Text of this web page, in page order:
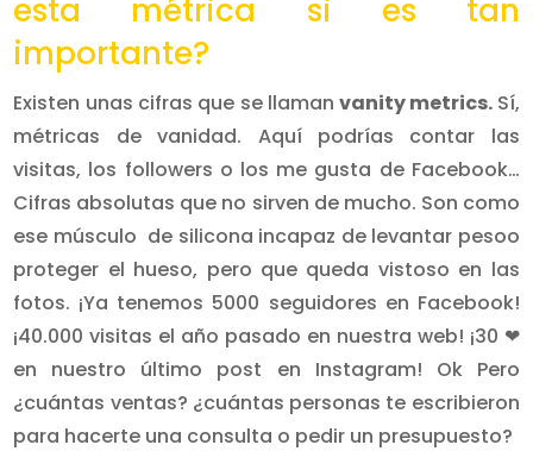
esta métrica si es tan
importante?
Existen unas cifras que se llamanvanity metrics. Sí,
métricas de vanidad. Aquí podrías contar las
visitas, los followers o los me gusta de Facebook…
Cifras absolutas que no sirven de mucho. Son como
ese músculo de silicona incapaz de levantar pesoo
proteger el hueso, pero que queda vistoso en las
fotos. ¡Ya tenemos 5000 seguidores en Facebook!
¡40.000 visitas el año pasado en nuestra web! ¡30 ❤
en nuestro último post en Instagram! Ok Pero
¿cuántas ventas? ¿cuántas personas te escribieron
para hacerte una consulta o pedir un presupuesto?